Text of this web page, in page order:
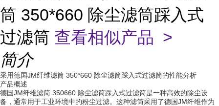
筒 350*660 除尘滤筒踩入式
过滤筒 查看相似产品 >
简介
采用德国JM纤维滤筒 350*660 除尘滤筒踩入式过滤筒的性能分析
产品概述
德国JM纤维滤筒 350660 除尘滤筒踩入式过滤筒是一种高效的除尘设
备，通常用于工业环境中的粉尘过滤。这种滤筒采用了德国JM纤维作为